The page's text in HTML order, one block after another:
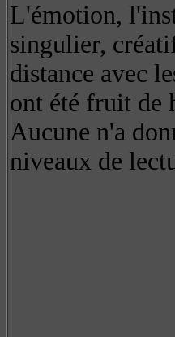
L'émotion,
singulier,
distance avec
ont été fruit de
Aucune n'a
niveaux de